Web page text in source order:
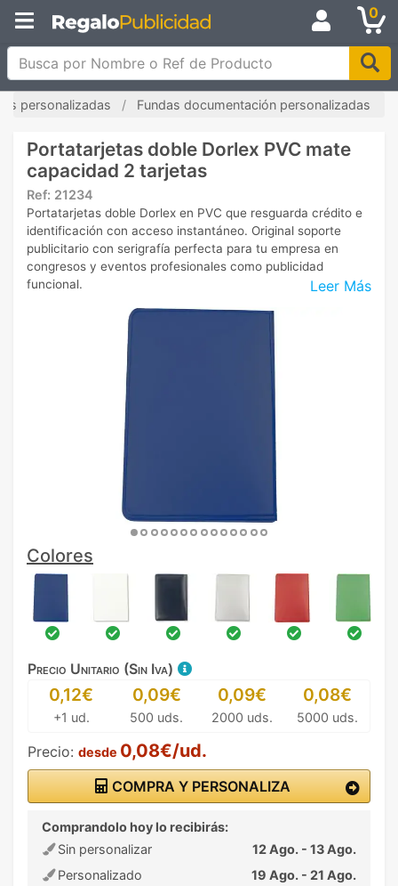
0
Busca por Nombre o Ref de Producto
personalizadas Fundas documentación personalizadas
Portatarjetas doble Dorlex PVC mate
capacidad 2 tarjetas
Ref: 21234
Leer Más
Portatarjetas doble Dorlex en PVC que resguarda crédito e
identificación con acceso instantáneo. Original soporte
publicitario con serigrafía perfecta para tu empresa en
congresos y eventos profesionales como publicidad
funcional.
Colores
Precio Unitario (Sin Iva)
0,12€
+1 ud.
0,09€
500 uds.
0,09€
2000 uds.
0,08€
5000 uds.
Precio: desde 0,08€/ud.
COMPRA Y PERSONALIZA
Comprandolo hoy lo recibirás:
Sin personalizar
12 Ago. - 13 Ago.
Personalizado
19 Ago. - 21 Ago.